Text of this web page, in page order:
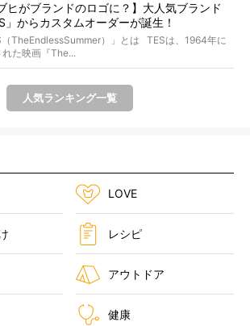
ヒがブランドのロゴに？】大人気ブランド
」からカスタムオーダーが誕生！
（TheEndlessSummer）」とは TESは、1964年に
れた映画『The...
人気ランキング一覧
LOVE
レシピ
アウトドア
健康